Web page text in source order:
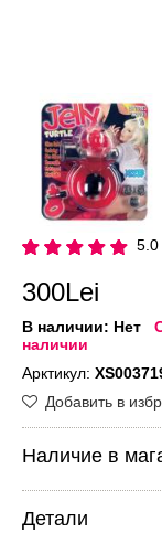
5.0
300Lei
В наличии: Нет
наличии
Арктикул:
Добавить в
Наличие в
Детали